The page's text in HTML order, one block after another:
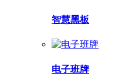
智慧黑板
电子班牌